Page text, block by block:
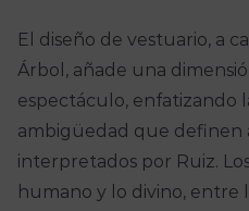
El diseño de vestuario, a
Árbol, añade una
espectáculo, enfatizando
ambigüedad que definen
interpretados por Ruiz.
humano y lo divino, entre